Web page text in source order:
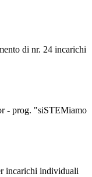
di nr. 24 incarichi
- prog. "siSTEMiamo
incarichi individuali